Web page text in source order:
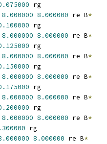
rg
8.000000 8.000000 re B*
rg
8.000000 8.000000 re B*
rg
8.000000 8.000000 re B*
rg
8.000000 8.000000 re B*
rg
8.000000 8.000000 re B*
rg
8.000000 8.000000 re B*
rg
8.000000 re B*